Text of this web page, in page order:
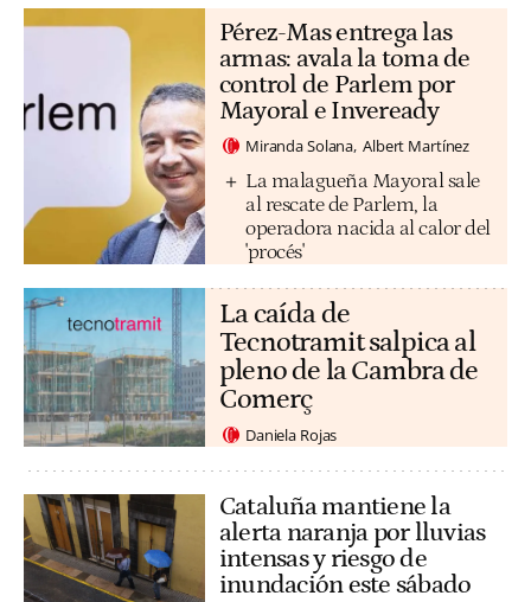
Pérez-Mas entrega las
armas: avala la toma de
control de Parlem por
Mayoral e Inveready
Miranda Solana Albert Martínez
La malagueña Mayoral sale
al rescate de Parlem, la
operadora nacida al calor del
'procés'
La caída de
Tecnotramit salpica al
pleno de la Cambra de
Comerç
Daniela Rojas
Cataluña mantiene la
alerta naranja por lluvias
intensas y riesgo de
inundación este sábado